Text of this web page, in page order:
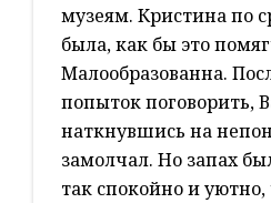
музеям. Кристина по
была, как бы это
Малообразованна.
попыток поговорить,
наткнувшись на
замолчал. Но запах
так спокойно и